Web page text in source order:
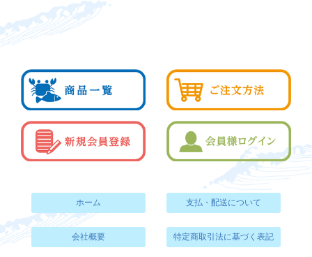
ホーム 支払・配送について
会社概要 特定商取引法に基づく表記